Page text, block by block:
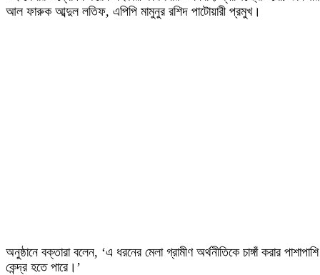
আল ফারুক আব্দুল লতিফ, এপিপি মামুনুর রশিদ পাটোয়ারী প্রমুখ।
অনুষ্ঠানে বক্তারা বলেন, ‘এ ধরনের মেলা গ্রামীণ অর্থনীতিকে চাঙ্গাঁ করার
কেন্দ্র হতে পারে।’